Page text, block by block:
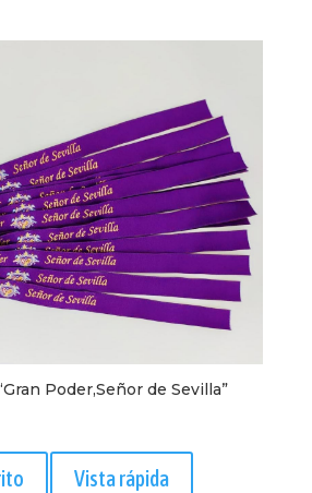
Poder,Señor de Sevilla”
Vista rápida